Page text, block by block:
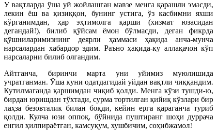
У вақтларда ўша уй жойлашган мавзе менга қарашли эмасди,
лекин ёш ва қизиққон, бунинг устига, ўз касбимни яхши
кўрганимдан, ҳар эҳтимолга қарши (хизмат юзасидан
дегандай!), билиб қўйсам ёмон бўлмасди, деган фикрда
қўшниларимизнинг деярли ҳаммаси ҳақида анча-мунча
нарсалардан хабардор эдим. Раъно ҳақида-ку аллақачон кўп
нарсаларни билиб олгандим.
Айтганча, биринчи марта уни уйимиз муюлишида
учратганман. Ўша куни одатдагидай уйдан вақтли чиққандим.
Кутилмаганда қаршимдан чиқиб қолди. Менга кўзи тушди-ю,
бирдан юришдан тўхтади, сурма тортилган қийиқ кўзлари бир
лаҳза безовталик билан боқди, кейин ерга қараганча туриб
қолди. Кулча юзи оппоқ, бўйнида пуштиранг шоҳи дуррача
енгил ҳилпираётган, камсуқум, хушбичим, соҳибжамол!